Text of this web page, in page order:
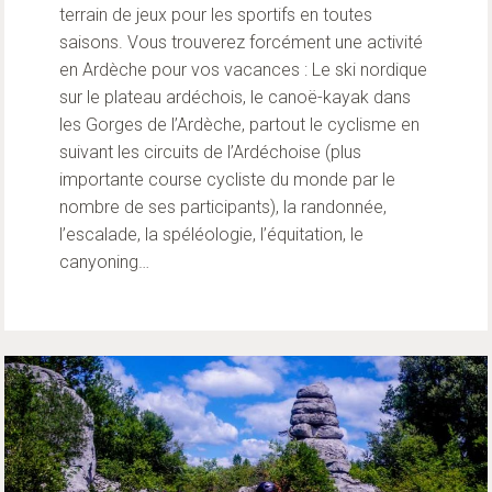
terrain de jeux pour les sportifs en toutes
saisons. Vous trouverez forcément une activité
en Ardèche pour vos vacances : Le ski nordique
sur le plateau ardéchois, le canoë-kayak dans
les Gorges de l’Ardèche, partout le cyclisme en
suivant les circuits de l’Ardéchoise (plus
importante course cycliste du monde par le
nombre de ses participants), la randonnée,
l’escalade, la spéléologie, l’équitation, le
canyoning…